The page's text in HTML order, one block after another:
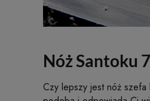
Nóż Santoku
Czy lepszy jest nóż